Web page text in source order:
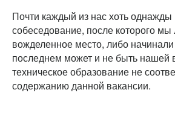
Почти каждый из нас хоть однажды
собеседование, после которого мы
вожделенное место, либо
последнем может и не быть нашей
техническое образование не
содержанию данной вакансии.